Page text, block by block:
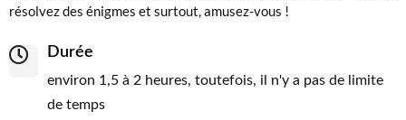
résolvez des énigmes et surtout, amusez-vous !
Durée
environ 1,5 à 2 heures, toutefois, il n'y a pas de limite
de temps